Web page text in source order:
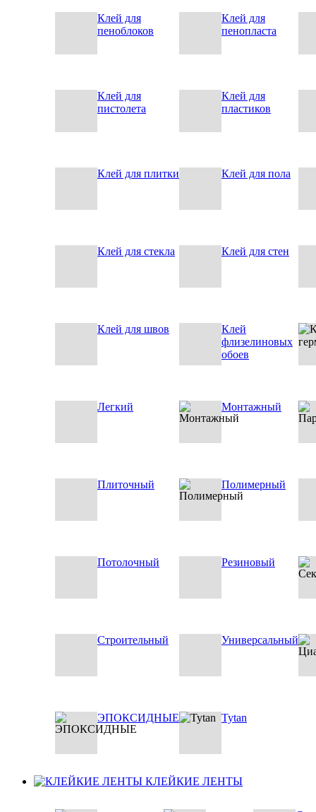
Клей для
пеноблоков
Клей для
пенопласта
Клей для
пистолета
Клей для
пластиков
Клей для плитки Клей для пола
Клей для стекла Клей для стен
Клей для швов
Клей
флизелиновых
обоев
Легкий Монтажный
Плиточный Полимерный
Потолочный Резиновый
Строительный Универсальный
ЭПОКСИДНЫЕ Tytan
КЛЕЙКИЕ ЛЕНТЫ